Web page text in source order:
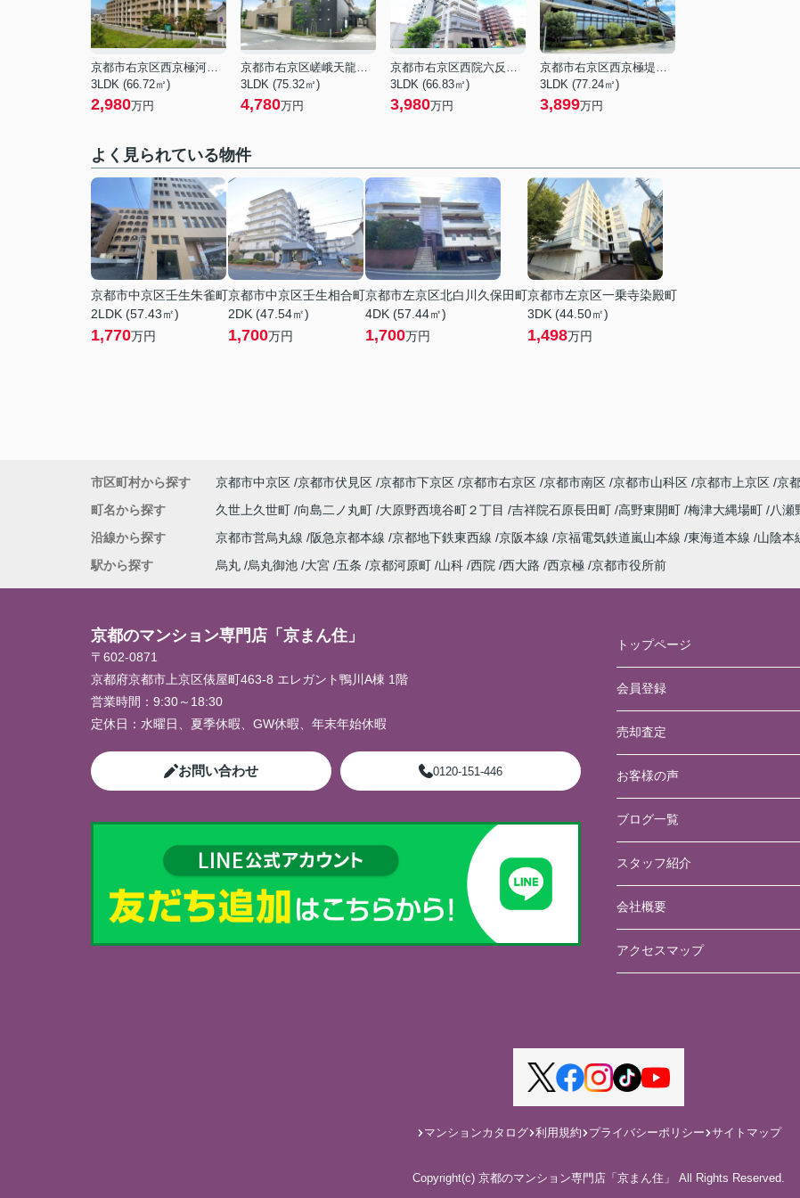
京都市右京区西京極河原町
3LDK (66.72㎡)
2,980万円
京都市右京区嵯峨天龍寺今堀町
3LDK (75.32㎡)
4,780万円
京都市右京区西院六反田町
3LDK (66.83㎡)
3,980万円
京都市右京区西京極堤下町
3LDK (77.24㎡)
3,899万円
よく見られている物件
京都市中京区壬生朱雀町
2LDK (57.43㎡)
1,770万円
京都市中京区壬生相合町
2DK (47.54㎡)
1,700万円
京都市左京区北白川久保田町
4DK (57.44㎡)
1,700万円
京都市左京区一乗寺染殿町
3DK (44.50㎡)
1,498万円
市区町村から探す 京都市中京区 京都市伏見区 京都市下京区 京都市右京区 京都市南区 京都市山科区 京都市上京区 京
町名から探す
久世上久世町 向島二ノ丸町 大原野西境谷町２丁目 吉祥院石原長田町 高野東開町 梅津大縄場町 八瀬
沿線から探す
京都市営烏丸線 阪急京都本線 京都地下鉄東西線 京阪本線 京福電気鉄道嵐山本線 東海道本線 山陰本
駅から探す
烏丸 烏丸御池 大宮 五条 京都河原町 山科 西院 西大路 西京極 京都市役所前
京都のマンション専門店「京まん住」
〒602-0871
京都府京都市上京区俵屋町463-8 エレガント鴨川A棟 1階
営業時間： 9:30～18:30
定休日： 水曜日、夏季休暇、GW休暇、年末年始休暇
お問い合わせ 0120-151-446
トップページ
会員登録
売却査定
お客様の声
ブログ一覧
スタッフ紹介
会社概要
アクセスマップ
マンションカタログ 利用規約 プライバシーポリシー サイトマップ
Copyright(c) 京都のマンション専門店「京まん住」 All Rights Reserved.